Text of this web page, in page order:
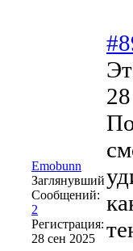
Emobunn
Заглянувший
Сообщений:
2
Регистрация:
28 сен 2025